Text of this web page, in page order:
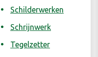
Schilderwerken
Schrijnwerk
Tegelzetter